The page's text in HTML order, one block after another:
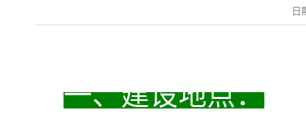
日
一、建设地点：